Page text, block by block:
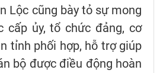
Lộc cũng bày tỏ sự mong
cấp ủy, tổ chức đảng, cơ
tỉnh phối hợp, hỗ trợ giúp
bộ được điều động hoàn